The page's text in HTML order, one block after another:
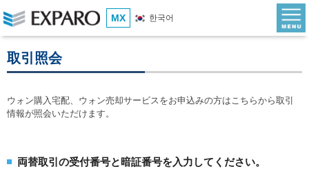
MX 한국어
取引照会
ウォン購入宅配、ウォン売却サービスをお申込みの方はこちらから取引
情報が照会いただけます。
両替取引の受付番号と暗証番号を入力してください。